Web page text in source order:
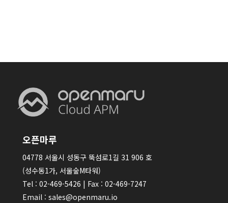
오픈마루
04778 서울시 성동구 뚝섬로1길 31 906 호
(성수동1가, 서울숲M타워)
Tel : 02-469-5426 | Fax : 02-469-7247
Email : sales@openmaru.io